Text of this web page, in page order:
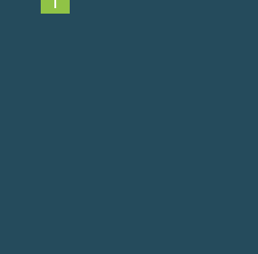
Nach oben scrollen